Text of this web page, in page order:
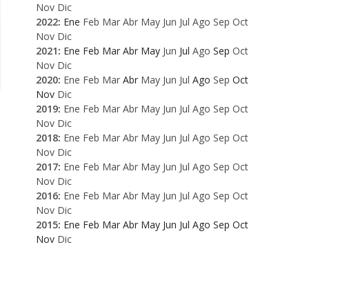
Nov Dic
2022: Ene Feb Mar Abr May Jun Jul Ago Sep Oct
Nov Dic
2021: Ene Feb Mar Abr May Jun Jul Ago Sep Oct
Nov Dic
2020: Ene Feb Mar Abr May Jun Jul Ago Sep Oct
Nov Dic
2019: Ene Feb Mar Abr May Jun Jul Ago Sep Oct
Nov Dic
2018: Ene Feb Mar Abr May Jun Jul Ago Sep Oct
Nov Dic
2017: Ene Feb Mar Abr May Jun Jul Ago Sep Oct
Nov Dic
2016: Ene Feb Mar Abr May Jun Jul Ago Sep Oct
Nov Dic
2015: Ene Feb Mar Abr May Jun Jul Ago Sep Oct
Nov Dic